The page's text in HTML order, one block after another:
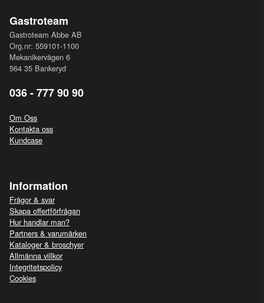
Gastroteam
Gastroteam Abbe AB
Org.nr: 559101-1100
Mekanikervägen 6
564 35 Bankeryd
036 - 777 90 90
Om Oss
Kontakta oss
Kundcase
Information
Frågor & svar
Skapa offertförfrågan
Hur handlar man?
Partners & varumärken
Kataloger & broschyer
Allmänna villkor
Integritetspolicy
Cookies